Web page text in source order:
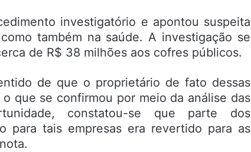
investigatório e apontou suspeita
também na saúde. A investigação se
de R$ 38 milhões aos cofres públicos.
de que o proprietário de fato dessas
que se confirmou por meio da análise das
constatou-se que parte dos
para tais empresas era revertido para as